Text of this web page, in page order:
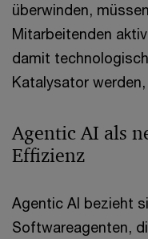
überwinden,
Mitarbeitenden
damit
Katalysator
Agentic AI als
Effizienz
Agentic AI bezieht
Softwareagenten,